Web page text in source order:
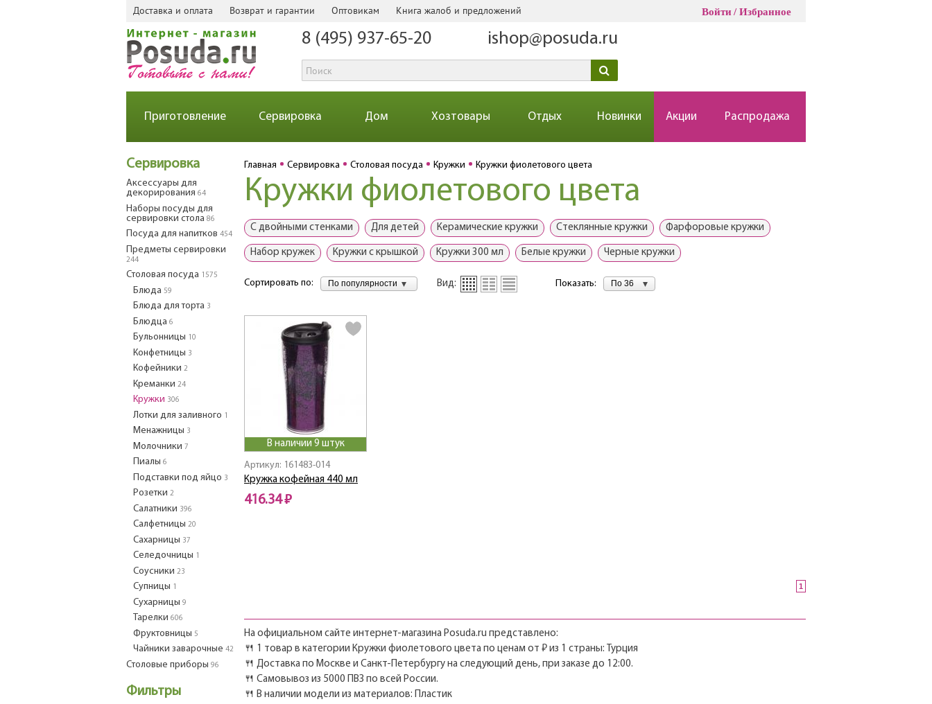
Доставка и оплата Возврат и гарантии Оптовикам Книга жалоб и предложений Войти Избранное
8 (495) 937-65-20 ishop@posuda.ru
Приготовление Сервировка Дом Хозтовары Отдых Новинки Акции Распродажа
Сервировка
Аксессуары для
декорирования 64
Наборы посуды для
сервировки стола 86
Посуда для напитков 454
Предметы сервировки
244
Столовая посуда 1575
Блюда 59
Блюда для торта 3
Блюдца 6
Бульонницы 10
Конфетницы 3
Кофейники 2
Креманки 24
Кружки 306
Лотки для заливного 1
Менажницы 3
Молочники 7
Пиалы 6
Подставки под яйцо 3
Розетки 2
Салатники 396
Салфетницы 20
Сахарницы 37
Селедочницы 1
Соусники 23
Супницы 1
Сухарницы 9
Тарелки 606
Фруктовницы 5
Чайники заварочные 42
Столовые приборы 96
Фильтры
Главная Сервировка Столовая посуда Кружки Кружки фиолетового цвета
Кружки фиолетового цвета
С двойными стенками Для детей Керамические кружки Стеклянные кружки Фарфоровые кружки
Набор кружек Кружки с крышкой Кружки 300 мл Белые кружки Черные кружки
Сортировать по: По популярности Вид: Показать: По 36
В наличии 9 штук
Артикул: 161483-014
Кружка кофейная 440 мл
416.34 ₽
1
На официальном сайте интернет-магазина Posuda.ru представлено:
🍴 1 товар в категории Кружки фиолетового цвета по ценам от ₽ из 1 страны: Турция
🍴 Доставка по Москве и Санкт-Петербургу на следующий день, при заказе до 12:00.
🍴 Самовывоз из 5000 ПВЗ по всей России.
🍴 В наличии модели из материалов: Пластик